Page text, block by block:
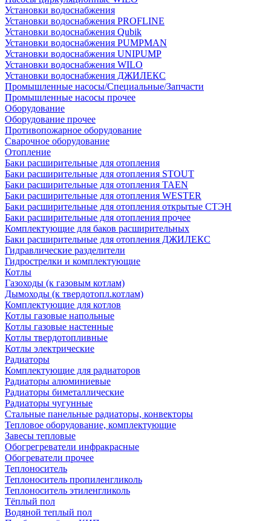
Установки водоснабжения
Установки водоснабжения PROFLINE
Установки водоснабжения Qubik
Установки водоснабжения PUMPMAN
Установки водоснабжения UNIPUMP
Установки водоснабжения WILO
Установки водоснабжения ДЖИЛЕКС
Промышленные насосы/Специальные/Запчасти
Промышленные насосы прочее
Оборудование
Оборудование прочее
Противопожарное оборудование
Сварочное оборудование
Отопление
Баки расширительные для отопления
Баки расширительные для отопления STOUT
Баки расширительные для отопления TAEN
Баки расширительные для отопления WESTER
Баки расширительные для отопления открытые СТЭН
Баки расширительные для отопления прочее
Комплектующие для баков расширительных
Баки расширительные для отопления ДЖИЛЕКС
Гидравлические разделители
Гидрострелки и комплектующие
Котлы
Газоходы (к газовым котлам)
Дымоходы (к твердотопл.котлам)
Комплектующие для котлов
Котлы газовые напольные
Котлы газовые настенные
Котлы твердотопливные
Котлы электрические
Радиаторы
Комплектующие для радиаторов
Радиаторы алюминиевые
Радиаторы биметаллические
Радиаторы чугунные
Стальные панельные радиаторы, конвекторы
Тепловое оборудование, комплектующие
Завесы тепловые
Обогрегреватели инфракрасные
Обогреватели прочее
Теплоноситель
Теплоноситель пропиленгликоль
Теплоноситель этиленгликоль
Тёплый пол
Водяной теплый пол